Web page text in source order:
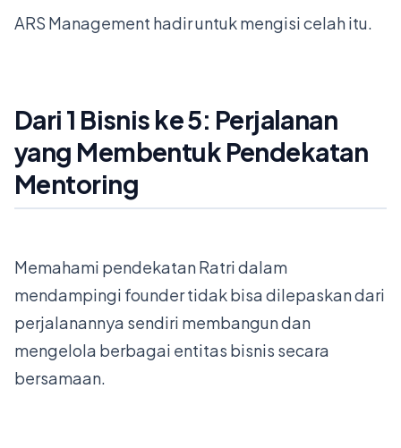
ARS Management hadir untuk mengisi celah itu.
Dari 1 Bisnis ke 5: Perjalanan
yang Membentuk Pendekatan
Mentoring
Memahami pendekatan Ratri dalam
mendampingi founder tidak bisa dilepaskan dari
perjalanannya sendiri membangun dan
mengelola berbagai entitas bisnis secara
bersamaan.